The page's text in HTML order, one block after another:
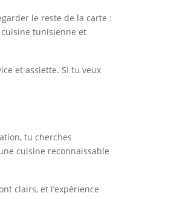
le reste de la carte :
tunisienne et
et assiette. Si tu veux
tu cherches
cuisine reconnaissable
clairs, et l’expérience